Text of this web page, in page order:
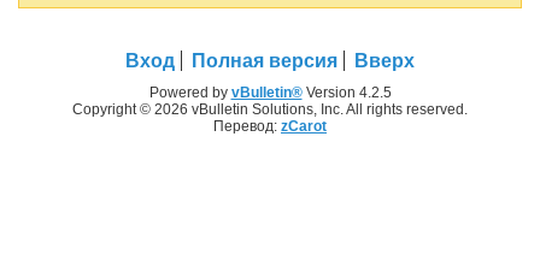
Вход Полная версия Вверх
Powered by vBulletin®Version 4.2.5
Copyright © 2026 vBulletin Solutions, Inc. All rights reserved.
Перевод: zCarot